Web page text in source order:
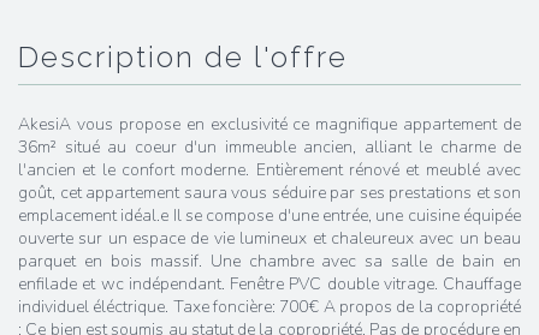
description de l'offre
AkesiA vous propose en exclusivité ce magnifique appartement de
36m² situé au coeur d'un immeuble ancien, alliant le charme de
l'ancien et le confort moderne. Entièrement rénové et meublé avec
goût, cet appartement saura vous séduire par ses prestations et son
emplacement idéal.e Il se compose d'une entrée, une cuisine équipée
ouverte sur un espace de vie lumineux et chaleureux avec un beau
parquet en bois massif. Une chambre avec sa salle de bain en
enfilade et wc indépendant. Fenêtre PVC double vitrage. Chauffage
individuel éléctrique. Taxe foncière: 700€ A propos de la copropriété
: Ce bien est soumis au statut de la copropriété. Pas de procédure en